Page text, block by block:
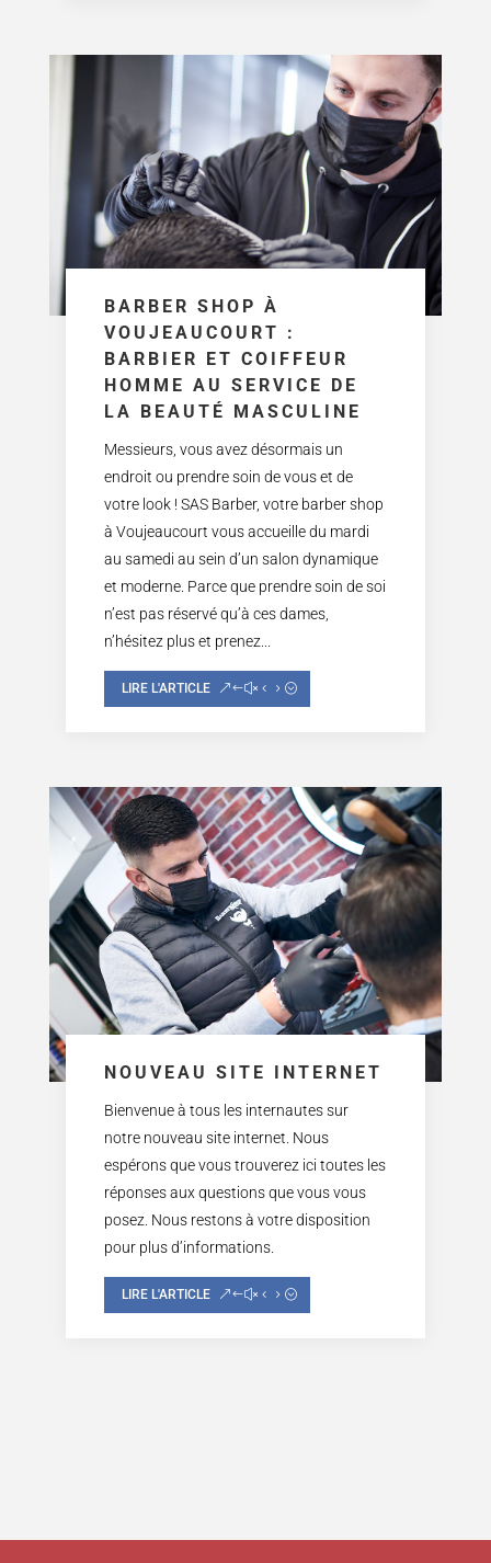
BARBER SHOP À
VOUJEAUCOURT :
BARBIER ET COIFFEUR
HOMME AU SERVICE DE
LA BEAUTÉ MASCULINE
Messieurs, vous avez désormais un
endroit ou prendre soin de vous et de
votre look ! SAS Barber, votre barber shop
à Voujeaucourt vous accueille du mardi
au samedi au sein d’un salon dynamique
et moderne. Parce que prendre soin de soi
n’est pas réservé qu’à ces dames,
n’hésitez plus et prenez...
LIRE L'ARTICLE
NOUVEAU SITE INTERNET
Bienvenue à tous les internautes sur
notre nouveau site internet. Nous
espérons que vous trouverez ici toutes les
réponses aux questions que vous vous
posez. Nous restons à votre disposition
pour plus d’informations.
LIRE L'ARTICLE